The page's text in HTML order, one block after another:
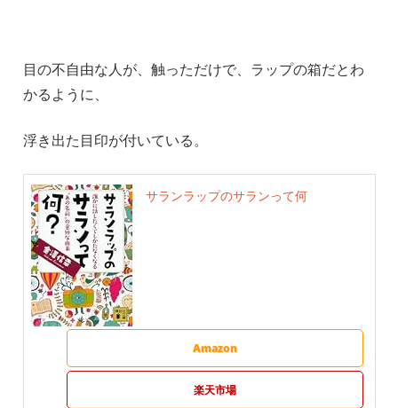
目の不自由な人が、触っただけで、ラップの箱だとわ
かるように、
浮き出た目印が付いている。
サランラップのサランって何
Amazon
楽天市場